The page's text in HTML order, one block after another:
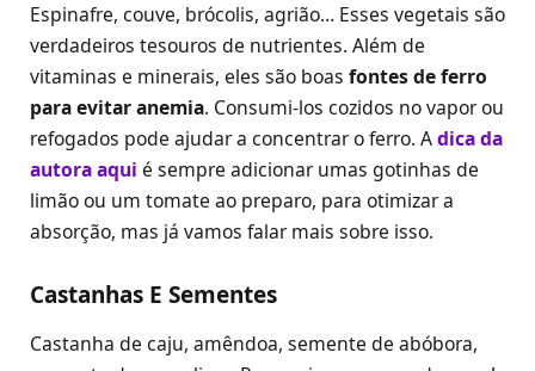
Espinafre, couve, brócolis, agrião… Esses vegetais são
verdadeiros tesouros de nutrientes. Além de
vitaminas e minerais, eles são boas fontes de ferro
para evitar anemia. Consumi-los cozidos no vapor ou
refogados pode ajudar a concentrar o ferro. Adica da
autora aqui é sempre adicionar umas gotinhas de
limão ou um tomate ao preparo, para otimizar a
absorção, mas já vamos falar mais sobre isso.
Castanhas E Sementes
Castanha de caju, amêndoa, semente de abóbora,